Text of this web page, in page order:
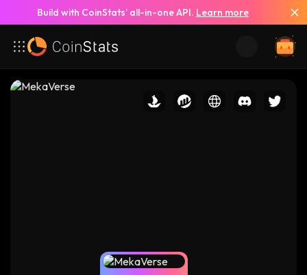
Build with CoinStats’ all-in-one API. Learn more